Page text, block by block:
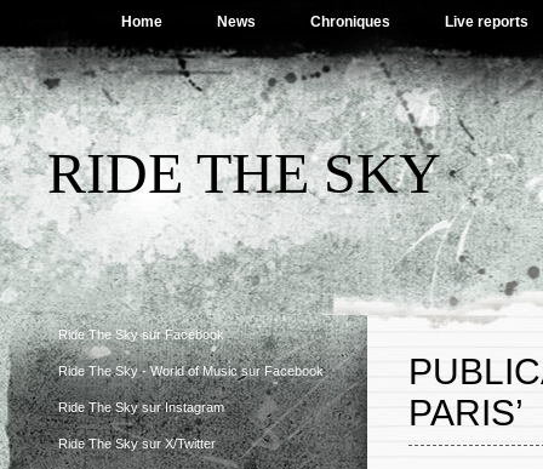
Home News Chroniques Live reports
RIDE THE SKY
Ride The Sky sur Facebook
Ride The Sky - World of Music sur Facebook
Ride The Sky sur Instagram
Ride The Sky sur X/Twitter
PARIS’